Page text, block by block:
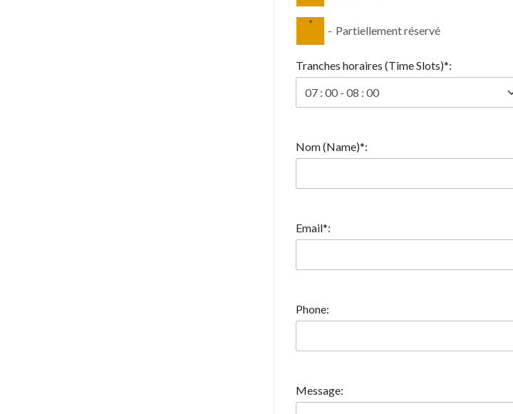
·
- Partiellement réservé
Tranches horaires (Time Slots)*:
Nom (Name)*:
Email*:
Phone:
Message: